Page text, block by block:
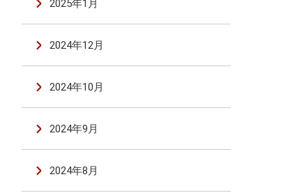
2025年1月
2024年12月
2024年10月
2024年9月
2024年8月